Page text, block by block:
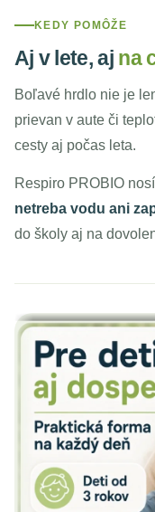
KEDY POMÔŽE
Aj v lete, aj na
Boľavé hrdlo nie je
prievan v aute či
cesty aj počas leta.
Respiro PROBIO
netreba vodu ani
do školy aj na